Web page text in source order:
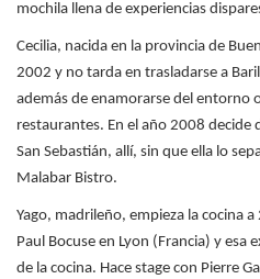
mochila llena de experiencias
Cecilia, nacida en la provincia de
2002 y no tarda en trasladarse a
además de enamorarse del entorno
restaurantes. En el año 2008 decide
San Sebastián, allí, sin que ella lo
Malabar Bistro.
Yago, madrileño, empieza la cocina
Paul Bocuse en Lyon (Francia) y esa
de la cocina. Hace stage con Pierre